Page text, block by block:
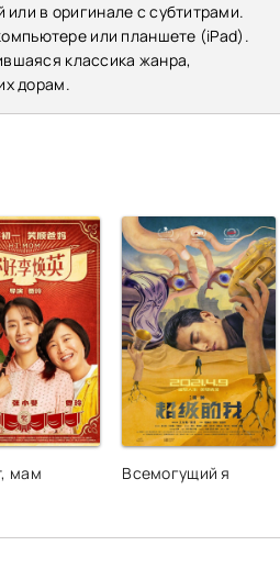
в оригинале с субтитрами.
или планшете (iPad).
классика жанра,
дорам.
мам Всемогущий я